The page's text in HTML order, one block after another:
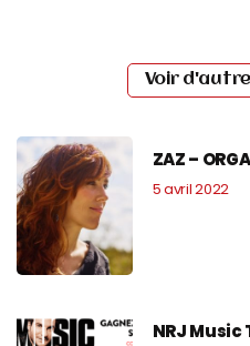
Voir
ZAZ –
5 avril 2022
NRJ